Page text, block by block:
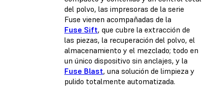
del polvo, las impresoras de la serie
Fuse vienen acompañadas de la
Fuse Sift, que cubre la extracción de
las piezas, la recuperación del polvo, el
almacenamiento y el mezclado; todo en
un único dispositivo sin anclajes, y la
Fuse Blast, una solución de limpieza y
pulido totalmente automatizada.